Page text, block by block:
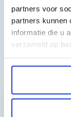
partners voor
partners kunnen
informatie die u
verzameld op
Geschikt voor de
Toch nog
Hebt u